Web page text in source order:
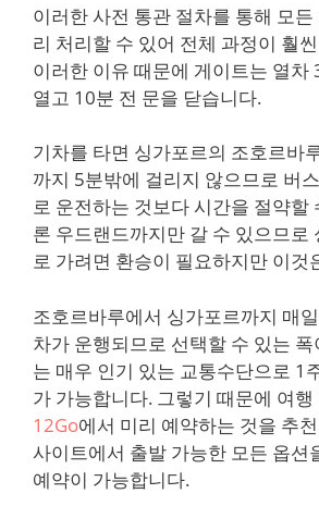
이러한 사전 통관 절차를 통해 모든
리 처리할 수 있어 전체 과정이 훨
이러한 이유 때문에 게이트는 열차
열고 10분 전 문을 닫습니다.
기차를 타면 싱가포르의 조호르바
까지 5분밖에 걸리지 않으므로 버
로 운전하는 것보다 시간을 절약할
론 우드랜드까지만 갈 수 있으므로
로 가려면 환승이 필요하지만 이것
조호르바루에서 싱가포르까지 매
차가 운행되므로 선택할 수 있는
는 매우 인기 있는 교통수단으로 1
가 가능합니다. 그렇기 때문에 여행
12Go에서 미리 예약하는 것을 추
사이트에서 출발 가능한 모든 옵션
예약이 가능합니다.